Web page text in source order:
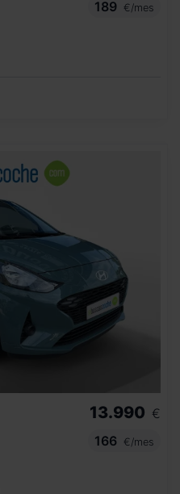
189 €/mes
13.990 €
166
€/mes